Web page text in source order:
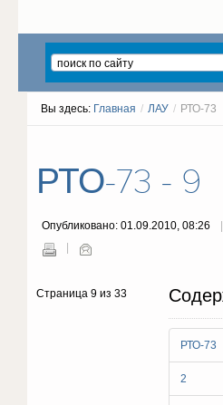
Вы здесь: Главная / ЛАУ / РТО-73
РТО-73 - 9
Опубликовано: 01.09.2010, 08:26
РТО-73
2
Страница 9 из 33